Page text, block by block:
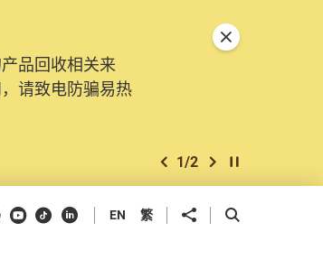
品回收相关来
请致电防骗易热
上一个
1/2 下一个开始/暂停幻灯
关闭特別通告
Instagram
Youtube
抖音领英 EN 繁 分享到 开启搜寻框